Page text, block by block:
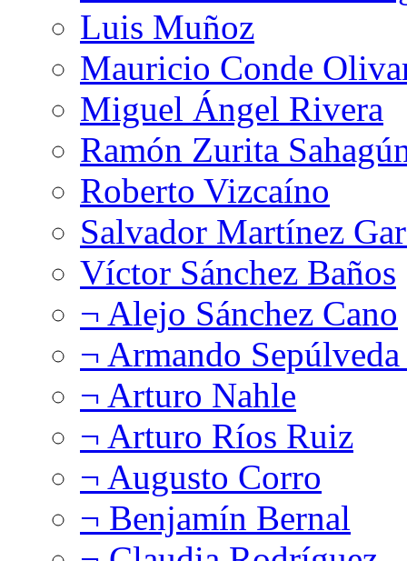
Luis Muñoz
Mauricio Conde
Miguel Ángel Rivera
Ramón Zurita
Roberto Vizcaíno
Salvador Martínez
Víctor Sánchez Baños
¬ Alejo Sánchez Cano
¬ Armando
¬ Arturo Nahle
¬ Arturo Ríos Ruiz
¬ Augusto Corro
¬ Benjamín Bernal